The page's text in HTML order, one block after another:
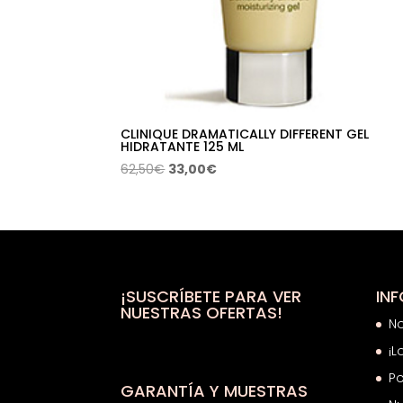
CLINIQUE DRAMATICALLY DIFFERENT GEL
HIDRATANTE 125 ML
62,50€ El
era:
33,00€El
es:
¡SUSCRÍBETE PARA VER
NUESTRAS OFERTAS!
GARANTÍA Y MUESTRAS